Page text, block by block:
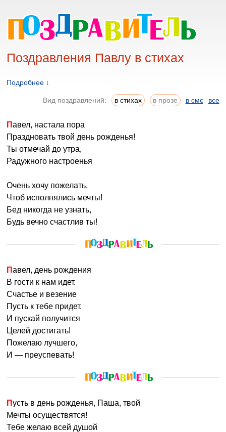
Поздравления Павлу в стихах
Подробнее ↓
Вид поздравлений: в стихах в прозе в смс все
Павел, настала пора
Праздновать твой день рожденья!
Ты отмечай до утра,
Радужного настроенья
Очень хочу пожелать,
Чтоб исполнялись мечты!
Бед никогда не узнать,
Будь вечно счастлив ты!
Павел, день рождения
В гости к нам идет.
Счастье и везение
Пусть к тебе придет.
И пускай получится
Целей достигать!
Пожелаю лучшего,
И — преуспевать!
Пусть в день рожденья, Паша, твой
Мечты осуществятся!
Тебе желаю всей душой